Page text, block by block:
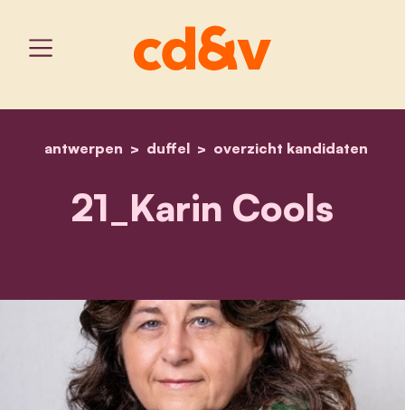
home
antwerpen duffel overzicht kandidaten
21_karin cools
21_Karin Cools